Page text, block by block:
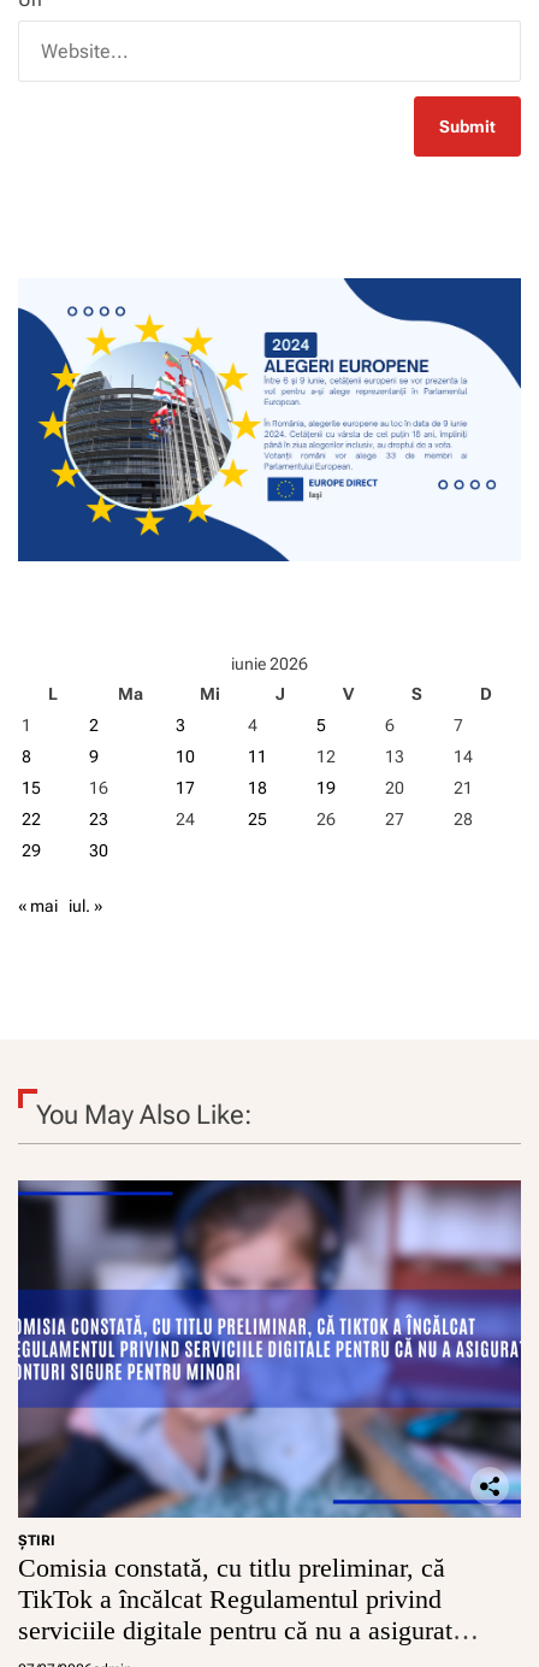
iunie 2026
L
Ma Mi J V S
D
1
2 3 4 5 6
7
8
9 10 11 12 13
14
15
16 17 18 19 20
21
22
23 24 25 26 27
28
29
30
« mai iul. »
You May Also Like:
ŞTIRI
Comisia constată, cu titlu preliminar, că
TikTok a încălcat Regulamentul privind
serviciile digitale pentru că nu a asigurat